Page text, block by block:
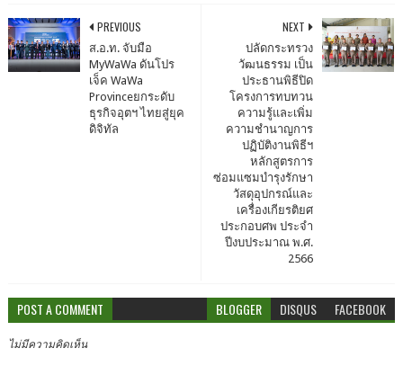
NEXT
ปลัดกระทรวง
วัฒนธรรม เป็น
ประธานพิธีปิด
โครงการทบทวน
ความรู้และเพิ่ม
ความชำนาญการ
ปฏิบัติงานพิธีฯ
หลักสูตรการ
ซ่อมแซมบำรุงรักษา
วัสดุอุปกรณ์และ
เครื่องเกียรติยศ
ประกอบศพ ประจำ
ปีงบประมาณ พ.ศ.
2566
PREVIOUS
ส.อ.ท. จับมือ
MyWaWa ดันโปร
เจ็ค WaWa
Provinceยกระดับ
ธุรกิจอุตฯ ไทยสู่ยุค
ดิจิทัล
POST A COMMENT BLOGGER DISQUS FACEBOOK
ไม่มีความคิดเห็น